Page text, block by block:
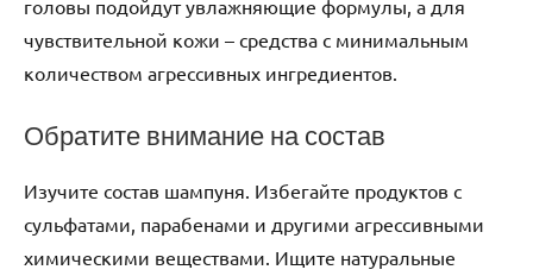
головы подойдут увлажняющие формулы, а для
чувствительной кожи – средства с минимальным
количеством агрессивных ингредиентов.
Обратите внимание на состав
Изучите состав шампуня. Избегайте продуктов с
сульфатами, парабенами и другими агрессивными
химическими веществами. Ищите натуральные